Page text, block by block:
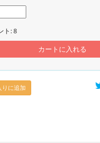
ト:8
カートに入れる
りに追加